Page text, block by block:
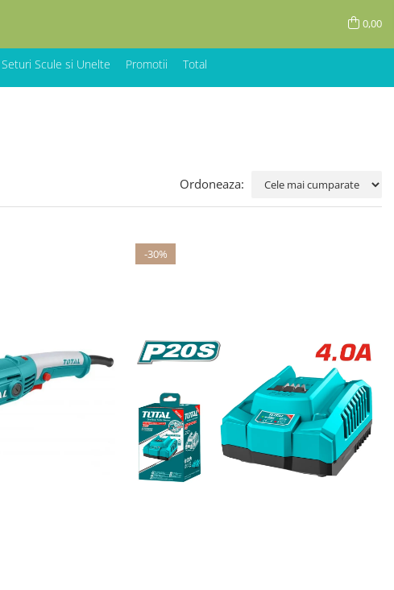
0,00
Seturi Scule si Unelte Promotii Total
Ordoneaza:
-30%